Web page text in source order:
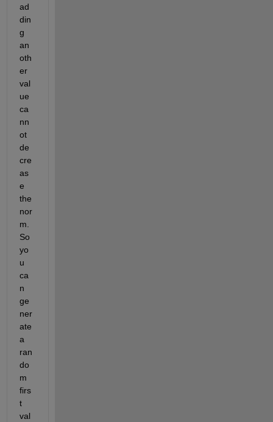
ad
din
g
an
oth
er
val
ue
ca
nn
ot
de
cre
as
e
the
nor
m.
So
yo
u
ca
n
ge
ner
ate
a
ran
do
m
firs
t
val